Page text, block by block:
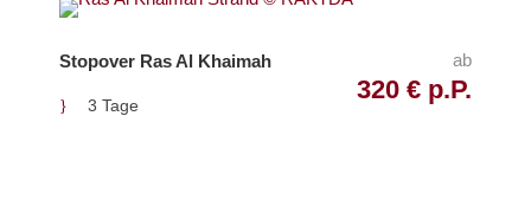
Nach Abflug aus Denpasar
Stopover Ras Al Khaimah ab
320 € p.P.
3 Tage